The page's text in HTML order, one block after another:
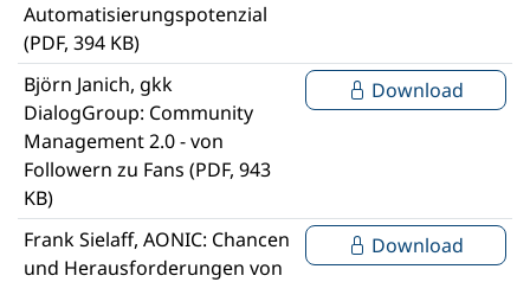
Automatisierungspotenzial
(PDF, 394 KB)
Björn Janich, gkk
DialogGroup: Community
Management 2.0 - von
Followern zu Fans (PDF, 943
KB)
Download
Frank Sielaff, AONIC: Chancen
und Herausforderungen von
Download